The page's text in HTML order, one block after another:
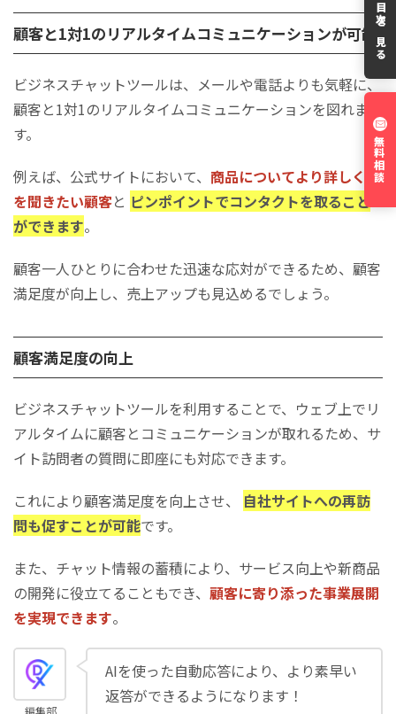
目次を見る
顧客と1対1のリアルタイムコミュニケーションが可能
ビジネスチャットツールは、メールや電話よりも気軽に、
顧客と1対1のリアルタイムコミュニケーションを図れま
す。
例えば、公式サイトにおいて、 商品についてより詳しく話
を聞きたい顧客と ピンポイントでコンタクトを取ること
ができます。
顧客一人ひとりに合わせた迅速な応対ができるため、顧客
満足度が向上し、売上アップも見込めるでしょう。
顧客満足度の向上
ビジネスチャットツールを利用することで、ウェブ上でリ
アルタイムに顧客とコミュニケーションが取れるため、サ
イト訪問者の質問に即座にも対応できます。
これにより顧客満足度を向上させ、 自社サイトへの再訪
問も促すことが可能です。
また、チャット情報の蓄積により、サービス向上や新商品
の開発に役立てることもでき、 顧客に寄り添った事業展開
を実現できます。
編集部
AIを使った自動応答により、より素早い
返答ができるようになります！
無料相談